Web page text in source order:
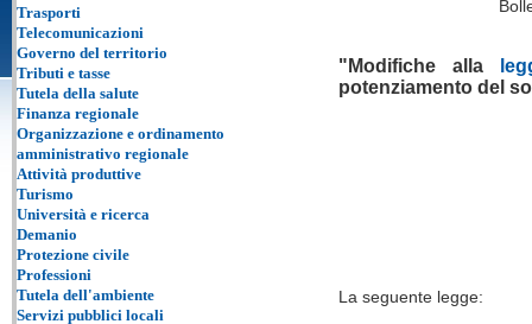
"Modifiche alla
potenziamento del
La seguente legge:
Trasporti
Telecomunicazioni
Governo del territorio
Tributi e tasse
Tutela della salute
Finanza regionale
Organizzazione e ordinamento
amministrativo regionale
Attività produttive
Turismo
Università e ricerca
Demanio
Protezione civile
Professioni
Tutela dell'ambiente
Servizi pubblici locali